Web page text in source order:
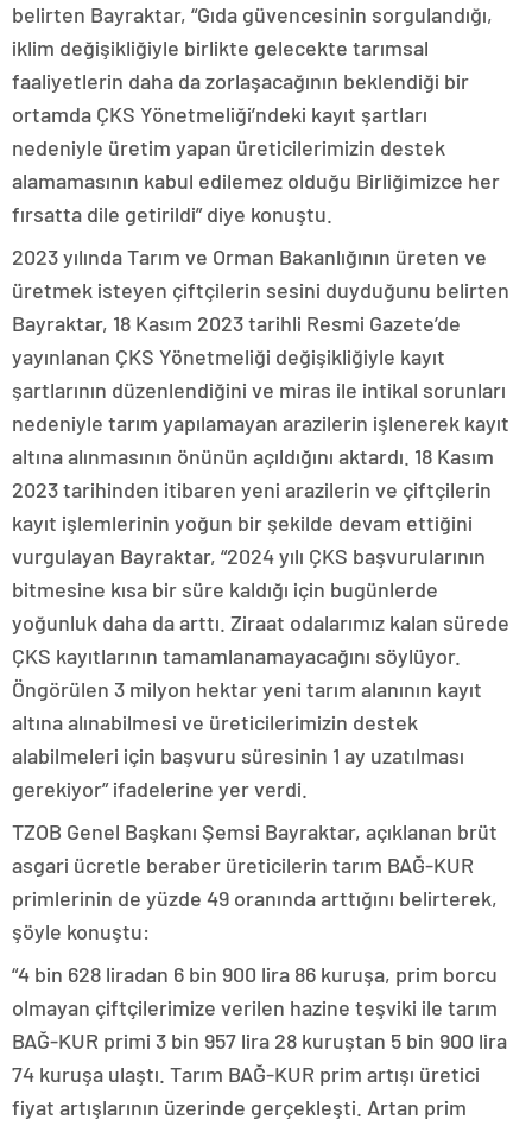
belirten Bayraktar, “Gıda güvencesinin sorgulandığı,
iklim değişikliğiyle birlikte gelecekte tarımsal
faaliyetlerin daha da zorlaşacağının beklendiği bir
ortamda ÇKS Yönetmeliği’ndeki kayıt şartları
nedeniyle üretim yapan üreticilerimizin destek
alamamasının kabul edilemez olduğu Birliğimizce her
fırsatta dile getirildi” diye konuştu.
2023 yılında Tarım ve Orman Bakanlığının üreten ve
üretmek isteyen çiftçilerin sesini duyduğunu belirten
Bayraktar, 18 Kasım 2023 tarihli Resmi Gazete’de
yayınlanan ÇKS Yönetmeliği değişikliğiyle kayıt
şartlarının düzenlendiğini ve miras ile intikal sorunları
nedeniyle tarım yapılamayan arazilerin işlenerek kayıt
altına alınmasının önünün açıldığını aktardı. 18 Kasım
2023 tarihinden itibaren yeni arazilerin ve çiftçilerin
kayıt işlemlerinin yoğun bir şekilde devam ettiğini
vurgulayan Bayraktar, “2024 yılı ÇKS başvurularının
bitmesine kısa bir süre kaldığı için bugünlerde
yoğunluk daha da arttı. Ziraat odalarımız kalan sürede
ÇKS kayıtlarının tamamlanamayacağını söylüyor.
Öngörülen 3 milyon hektar yeni tarım alanının kayıt
altına alınabilmesi ve üreticilerimizin destek
alabilmeleri için başvuru süresinin 1 ay uzatılması
gerekiyor” ifadelerine yer verdi.
TZOB Genel Başkanı Şemsi Bayraktar, açıklanan brüt
asgari ücretle beraber üreticilerin tarım BAĞ-KUR
primlerinin de yüzde 49 oranında arttığını belirterek,
şöyle konuştu:
“4 bin 628 liradan 6 bin 900 lira 86 kuruşa, prim borcu
olmayan çiftçilerimize verilen hazine teşviki ile tarım
BAĞ-KUR primi 3 bin 957 lira 28 kuruştan 5 bin 900 lira
74 kuruşa ulaştı. Tarım BAĞ-KUR prim artışı üretici
fiyat artışlarının üzerinde gerçekleşti. Artan prim